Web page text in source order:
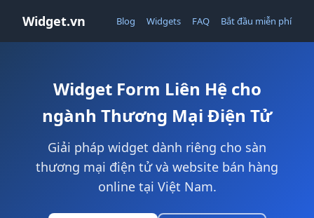
Widget.vn Blog Widgets FAQ Bắt đầu miễn phí
Widget Form Liên Hệ cho
ngành Thương Mại Điện Tử
Giải pháp widget dành riêng cho sàn
thương mại điện tử và website bán hàng
online tại Việt Nam.